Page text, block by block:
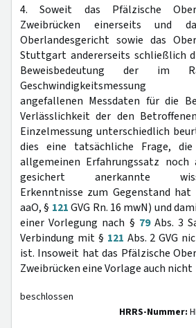
4. Soweit das Pfälzische
Zweibrücken einerseits und
Oberlandesgericht sowie das
Stuttgart andererseits schließlich
Beweisbedeutung der im
angefallenen Messdaten für die
Verlässlichkeit der den
Einzelmessung unterschiedlich
dies eine tatsächliche Frage,
allgemeinen Erfahrungssatz noch
gesichert anerkannte
Erkenntnisse zum Gegenstand
aaO, § 121GVG Rn. 16 mwN) und
einer Vorlegung nach § 79Abs. 3
Verbindung mit § 121 Abs. 2 GVG
ist. Insoweit hat das Pfälzische
Zweibrücken eine Vorlage auch nicht
beschlossen
HRRS-Nummer: